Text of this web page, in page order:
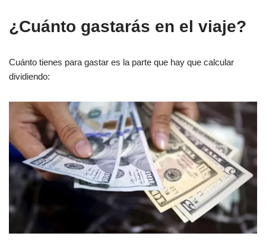
¿Cuánto gastarás en el viaje?
Cuánto tienes para gastar es la parte que hay que calcular
dividiendo: